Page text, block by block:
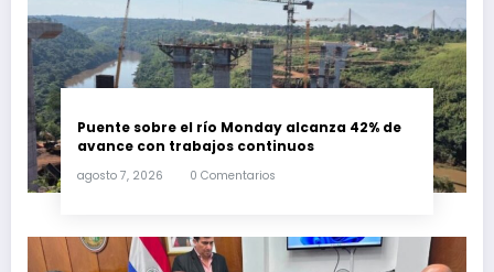
Puente sobre el río Monday alcanza 42% de
avance con trabajos continuos
agosto 7, 2026 0 Comentarios